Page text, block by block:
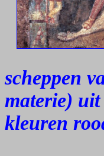
scheppen
materie)
kleuren